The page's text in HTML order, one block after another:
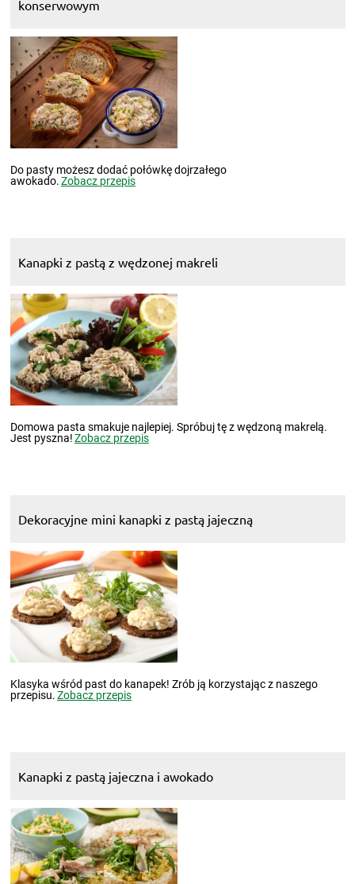
konserwowym
Do pasty możesz dodać połówkę dojrzałego
awokado.Zobacz przepis
Kanapki z pastą z wędzonej makreli
Domowa pasta smakuje najlepiej. Spróbuj tę z wędzoną makrelą.
Jest pyszna!Zobacz przepis
Dekoracyjne mini kanapki z pastą jajeczną
Klasyka wśród past do kanapek! Zrób ją korzystając z naszego
przepisu.Zobacz przepis
Kanapki z pastą jajeczna i awokado